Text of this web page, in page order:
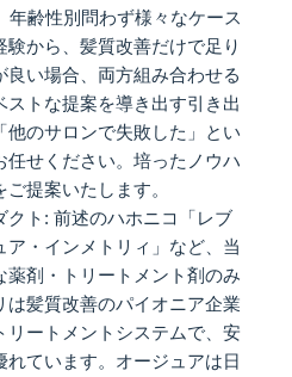
年齢性別問わず様々なケース
から、髪質改善だけで足り
良い場合、両方組み合わせる
トな提案を導き出す引き出
他のサロンで失敗した」とい
任せください。培ったノウハ
提案いたします。
クト: 前述のハホニコ「レブ
ア・インメトリィ」など、当
薬剤・トリートメント剤のみ
は髪質改善のパイオニア企業
リートメントシステムで、安
ています。オージュアは日